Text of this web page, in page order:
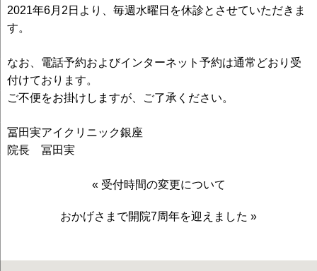
2021年6月2日より、毎週水曜日を休診とさせていただきま
す。
なお、電話予約およびインターネット予約は通常どおり受
付けております。
ご不便をお掛けしますが、ご了承ください。
冨田実アイクリニック銀座
院長 冨田実
« 受付時間の変更について
おかげさまで開院7周年を迎えました »